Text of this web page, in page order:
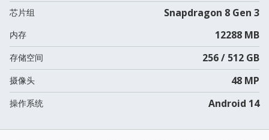
芯片组 Snapdragon 8 Gen 3
内存 12288 MB
存储空间 256 / 512 GB
摄像头 48 MP
操作系统 Android 14